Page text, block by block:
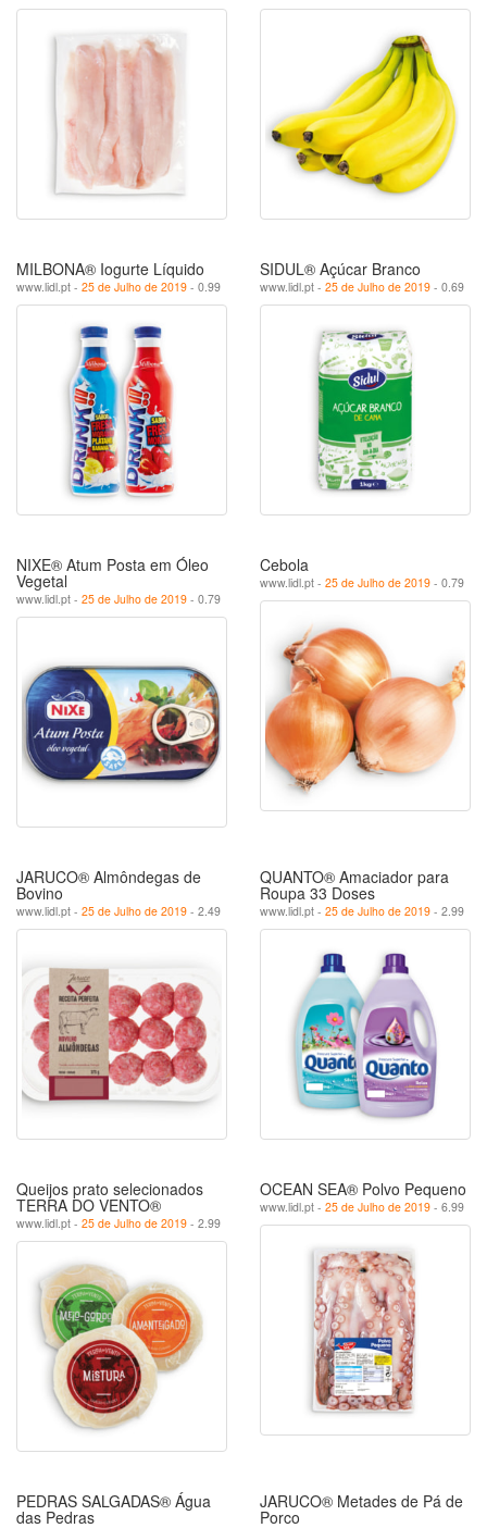
MILBONA® Iogurte Líquido
www.lidl.pt - 25 de Julho de 2019 - 0.99
SIDUL® Açúcar Branco
www.lidl.pt - 25 de Julho de 2019 - 0.69
NIXE® Atum Posta em Óleo
Vegetal
www.lidl.pt - 25 de Julho de 2019 - 0.79
Cebola
www.lidl.pt - 25 de Julho de 2019 - 0.79
JARUCO® Almôndegas de
Bovino
www.lidl.pt - 25 de Julho de 2019 - 2.49
QUANTO® Amaciador para
Roupa 33 Doses
www.lidl.pt - 25 de Julho de 2019 - 2.99
Queijos prato selecionados
TERRA DO VENTO®
www.lidl.pt - 25 de Julho de 2019 - 2.99
OCEAN SEA® Polvo Pequeno
www.lidl.pt - 25 de Julho de 2019 - 6.99
PEDRAS SALGADAS® Água
das Pedras
JARUCO® Metades de Pá de
Porco